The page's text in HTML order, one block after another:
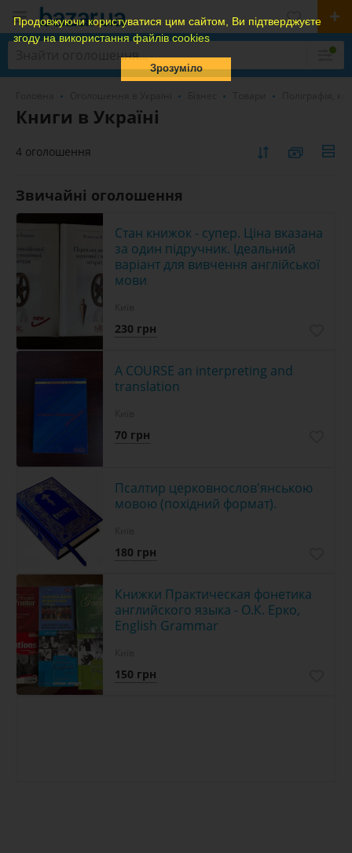
Продовжуючи користуватися цим сайтом, Ви підтверджуєте
згоду на використання файлів cookies
Зрозуміло
Книги в Україні
4 оголошення
Звичайні оголошення
Стан книжок - супер. Ціна вказана
за один підручник. Ідеальний
варіант для вивчення англійської
мови
230 грн
A COURSE an interpreting and
translation
70 грн
Псалтир церковнослов'янською
мовою (похідний формат).
180 грн
3
Книжки Практическая фонетика
английского языка - О.К. Ерко,
English Grammar
150 грн